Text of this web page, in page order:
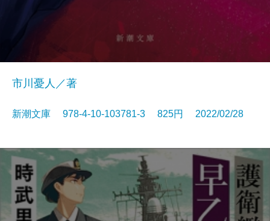
市川憂人／著
新潮文庫 978-4-10-103781-3 825円 2022/02/28